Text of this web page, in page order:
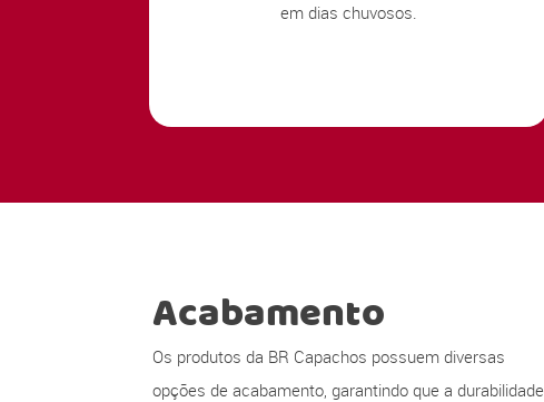
em dias chuvosos.
Acabamento
Os produtos da BR Capachos possuem diversas
opções de acabamento, garantindo que a durabilidade